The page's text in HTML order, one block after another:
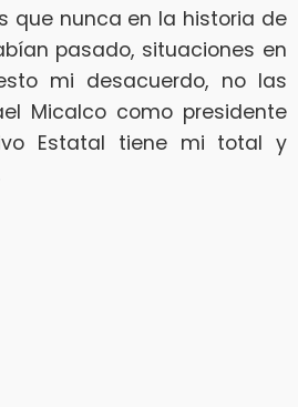
que nunca en la historia de
pasado, situaciones en
mi desacuerdo, no las
Micalco como presidente
Estatal tiene mi total y